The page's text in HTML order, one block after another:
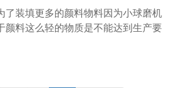
了装填更多的颜料物料因为小球磨机
颜料这么轻的物质是不能达到生产要